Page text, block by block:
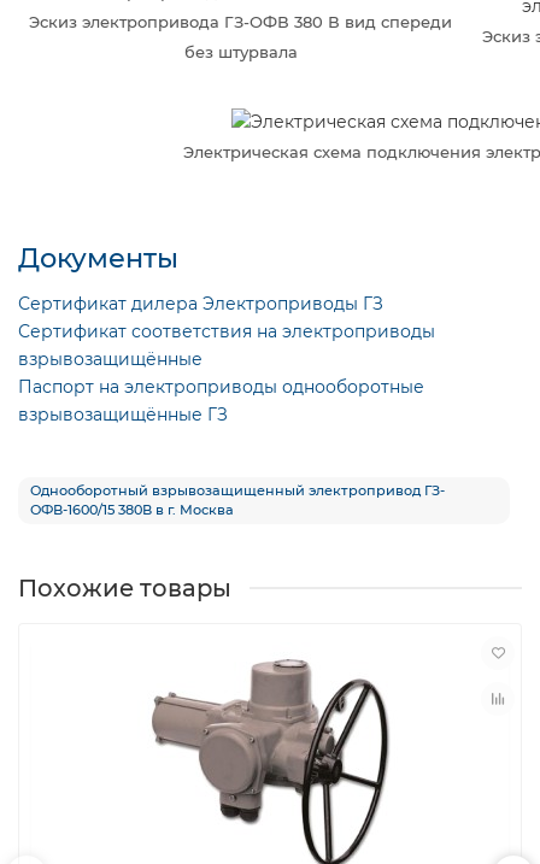
Эскиз электропривода ГЗ-ОФВ 380 В вид спереди
без штурвала
Эскиз
Электрическая схема подключения
Документы
Сертификат дилера Электроприводы ГЗ
Сертификат соответствия на электроприводы
взрывозащищённые
Паспорт на электроприводы однооборотные
взрывозащищённые ГЗ
Однооборотный взрывозащищенный электропривод ГЗ-
ОФВ-1600/15 380В в г. Москва
Похожие товары